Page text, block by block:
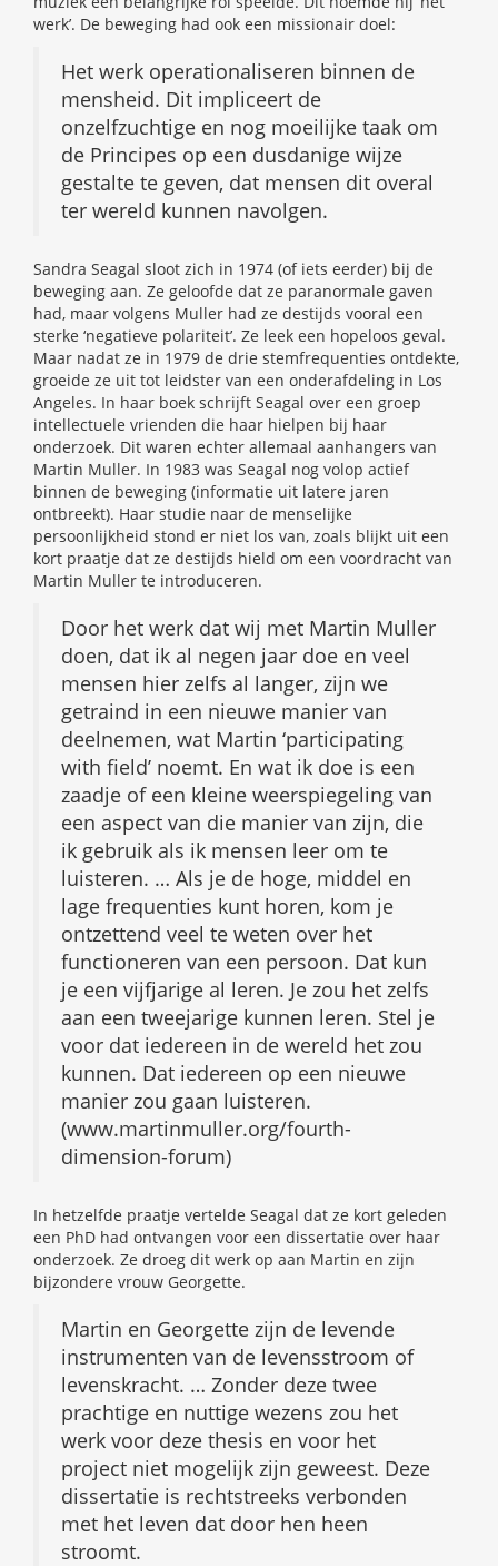
werk’. De beweging had ook een missionair doel:
Het werk operationaliseren binnen de
mensheid. Dit impliceert de
onzelfzuchtige en nog moeilijke taak om
de Principes op een dusdanige wijze
gestalte te geven, dat mensen dit overal
ter wereld kunnen navolgen.
Sandra Seagal sloot zich in 1974 (of iets eerder) bij de
beweging aan. Ze geloofde dat ze paranormale gaven
had, maar volgens Muller had ze destijds vooral een
sterke ‘negatieve polariteit’. Ze leek een hopeloos geval.
Maar nadat ze in 1979 de drie stemfrequenties ontdekte,
groeide ze uit tot leidster van een onderafdeling in Los
Angeles. In haar boek schrijft Seagal over een groep
intellectuele vrienden die haar hielpen bij haar
onderzoek. Dit waren echter allemaal aanhangers van
Martin Muller. In 1983 was Seagal nog volop actief
binnen de beweging (informatie uit latere jaren
ontbreekt). Haar studie naar de menselijke
persoonlijkheid stond er niet los van, zoals blijkt uit een
kort praatje dat ze destijds hield om een voordracht van
Martin Muller te introduceren.
Door het werk dat wij met Martin Muller
doen, dat ik al negen jaar doe en veel
mensen hier zelfs al langer, zijn we
getraind in een nieuwe manier van
deelnemen, wat Martin ‘participating
with field’ noemt. En wat ik doe is een
zaadje of een kleine weerspiegeling van
een aspect van die manier van zijn, die
ik gebruik als ik mensen leer om te
luisteren. … Als je de hoge, middel en
lage frequenties kunt horen, kom je
ontzettend veel te weten over het
functioneren van een persoon. Dat kun
je een vijfjarige al leren. Je zou het zelfs
aan een tweejarige kunnen leren. Stel je
voor dat iedereen in de wereld het zou
kunnen. Dat iedereen op een nieuwe
manier zou gaan luisteren.
(www.martinmuller.org/fourth-
dimension-forum)
In hetzelfde praatje vertelde Seagal dat ze kort geleden
een PhD had ontvangen voor een dissertatie over haar
onderzoek. Ze droeg dit werk op aan Martin en zijn
bijzondere vrouw Georgette.
Martin en Georgette zijn de levende
instrumenten van de levensstroom of
levenskracht. … Zonder deze twee
prachtige en nuttige wezens zou het
werk voor deze thesis en voor het
project niet mogelijk zijn geweest. Deze
dissertatie is rechtstreeks verbonden
met het leven dat door hen heen
stroomt.